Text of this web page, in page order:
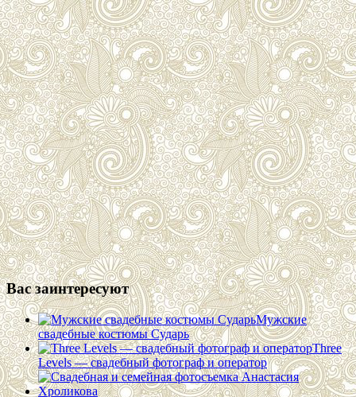
Вас заинтересуют
Мужские
свадебные костюмы Сударь
Three
Levels — свадебный фотограф и оператор